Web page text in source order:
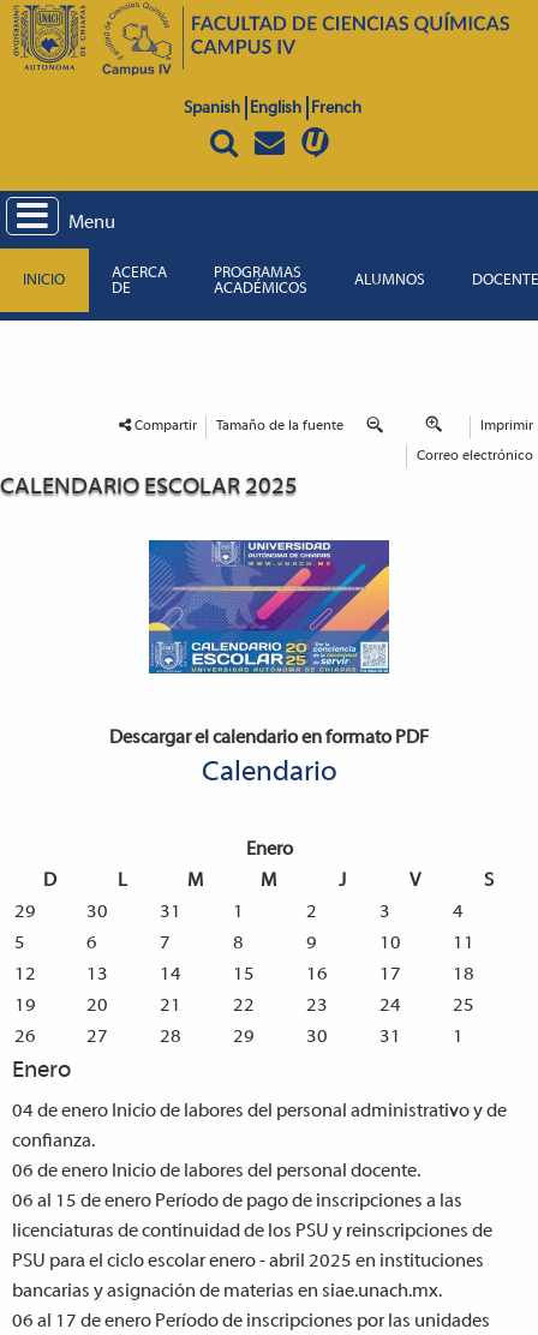
Spanish English French
Menu
INICIO
ACERCA
DE
PROGRAMAS
ACADÉMICOS
ALUMNOS
Compartir Tamaño de la fuente Imprimir
Correo electrónico
CALENDARIO ESCOLAR 2025
Descargar el calendario en formato PDF
Calendario
Enero
D
L M M J V
S
29
30 31 1 2 3
4
5
6 7 8 9 10
11
12
13 14 15 16 17
18
19
20 21 22 23 24
25
26
27 28 29 30 31 1
Enero
04 de enero Inicio de labores del personal administrativo y de
confianza.
06 de enero Inicio de labores del personal docente.
06 al 15 de enero Período de pago de inscripciones a las
licenciaturas de continuidad de los PSU y reinscripciones de
PSU para el ciclo escolar enero - abril 2025 en instituciones
bancarias y asignación de materias en siae.unach.mx.
06 al 17 de enero Período de inscripciones por las unidades